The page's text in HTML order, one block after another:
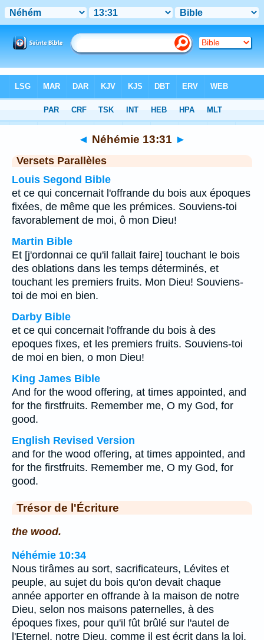
Chapitre 13> Verset 31
◄ Néhémie 13:31 ►
Versets Parallèles
Louis Segond Bible
et ce qui concernait l'offrande du bois aux époques
fixées, de même que les prémices. Souviens-toi
favorablement de moi, ô mon Dieu!
Martin Bible
Et [j'ordonnai ce qu'il fallait faire] touchant le bois
des oblations dans les temps déterminés, et
touchant les premiers fruits. Mon Dieu! Souviens-
toi de moi en bien.
Darby Bible
et ce qui concernait l'offrande du bois à des
epoques fixes, et les premiers fruits. Souviens-toi
de moi en bien, o mon Dieu!
King James Bible
And for the wood offering, at times appointed, and
for the firstfruits. Remember me, O my God, for
good.
English Revised Version
and for the wood offering, at times appointed, and
for the firstfruits. Remember me, O my God, for
good.
Trésor de l'Écriture
the wood.
Néhémie 10:34
Nous tirâmes au sort, sacrificateurs, Lévites et
peuple, au sujet du bois qu'on devait chaque
année apporter en offrande à la maison de notre
Dieu, selon nos maisons paternelles, à des
époques fixes, pour qu'il fût brûlé sur l'autel de
l'Eternel, notre Dieu, comme il est écrit dans la loi.